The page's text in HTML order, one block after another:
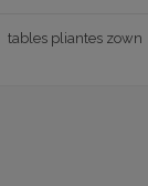
tables pliantes zown